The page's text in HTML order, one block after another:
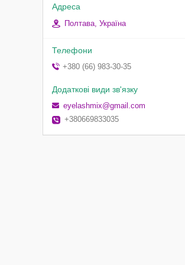
Полтава, Україна
+380 (66) 983-30-35
eyelashmix@gmail.com
+380669833035